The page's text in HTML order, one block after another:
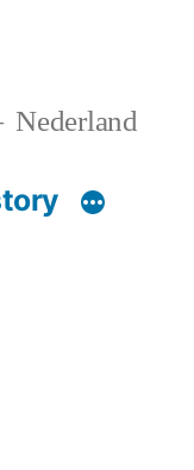
Nederland